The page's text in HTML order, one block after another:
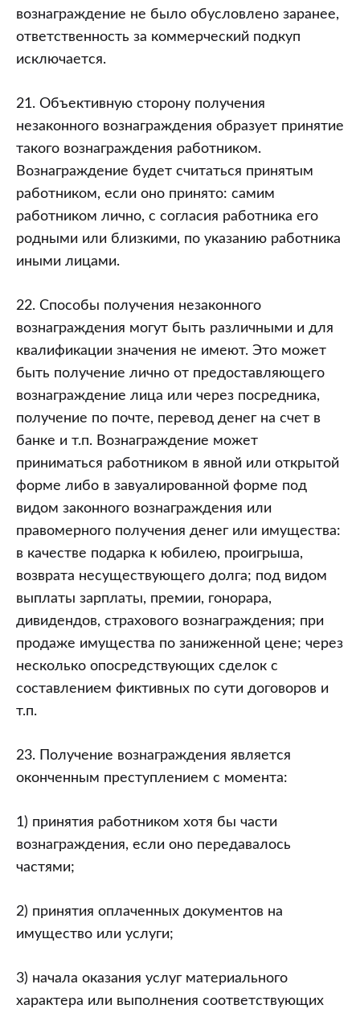
вознаграждение не было обусловлено заранее,
ответственность за коммерческий подкуп
исключается.
21. Объективную сторону получения
незаконного вознаграждения образует принятие
такого вознаграждения работником.
Вознаграждение будет считаться принятым
работником, если оно принято: самим
работником лично, с согласия работника его
родными или близкими, по указанию работника
иными лицами.
22. Способы получения незаконного
вознаграждения могут быть различными и для
квалификации значения не имеют. Это может
быть получение лично от предоставляющего
вознаграждение лица или через посредника,
получение по почте, перевод денег на счет в
банке и т.п. Вознаграждение может
приниматься работником в явной или открытой
форме либо в завуалированной форме под
видом законного вознаграждения или
правомерного получения денег или имущества:
в качестве подарка к юбилею, проигрыша,
возврата несуществующего долга; под видом
выплаты зарплаты, премии, гонорара,
дивидендов, страхового вознаграждения; при
продаже имущества по заниженной цене; через
несколько опосредствующих сделок с
составлением фиктивных по сути договоров и
т.п.
23. Получение вознаграждения является
оконченным преступлением с момента:
1) принятия работником хотя бы части
вознаграждения, если оно передавалось
частями;
2) принятия оплаченных документов на
имущество или услуги;
3) начала оказания услуг материального
характера или выполнения соответствующих